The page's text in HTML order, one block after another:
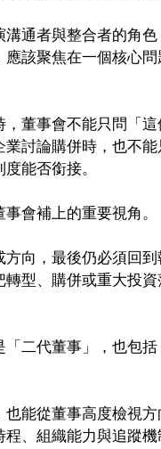
通者與整合者的角
該聚焦在一個核心
董事會不能只問「
討論購併時，也不
能否銜接。
會補上的重要視角。
向，最後仍必須回
型、購併或重大投
二代董事」，也包
能從董事高度檢視
、組織能力與追蹤機